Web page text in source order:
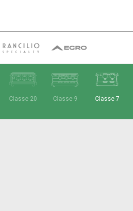
Classe 20 Classe 9 Classe 7
ニュ
ダウン
もっ